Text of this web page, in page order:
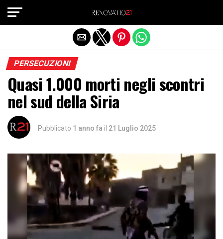
PERSECUZIONI
Quasi 1.000 morti negli scontri
nel sud della Siria
Pubblicato 1 anno fa il 21 Luglio 2025
Exit mobile version